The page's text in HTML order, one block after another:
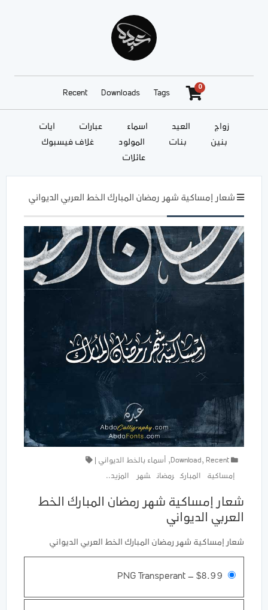
Recent Downloads Tags
0
آيات عبارات أسماء العيد
زواج
غلاف فيسبوك
المولود بنات
بنين
عائلات
شعار إمساكية شهر رمضان المبارك الخط العربي الديواني
Download , Recent
, أسماء بالخط الديواني
إمساكية المبارك رمضان شهر المزيد..
شعار إمساكية شهر رمضان المبارك الخط
العربي الديواني
شعار إمساكية شهر رمضان المبارك الخط العربي الديواني
PNG Transperant – $8.99